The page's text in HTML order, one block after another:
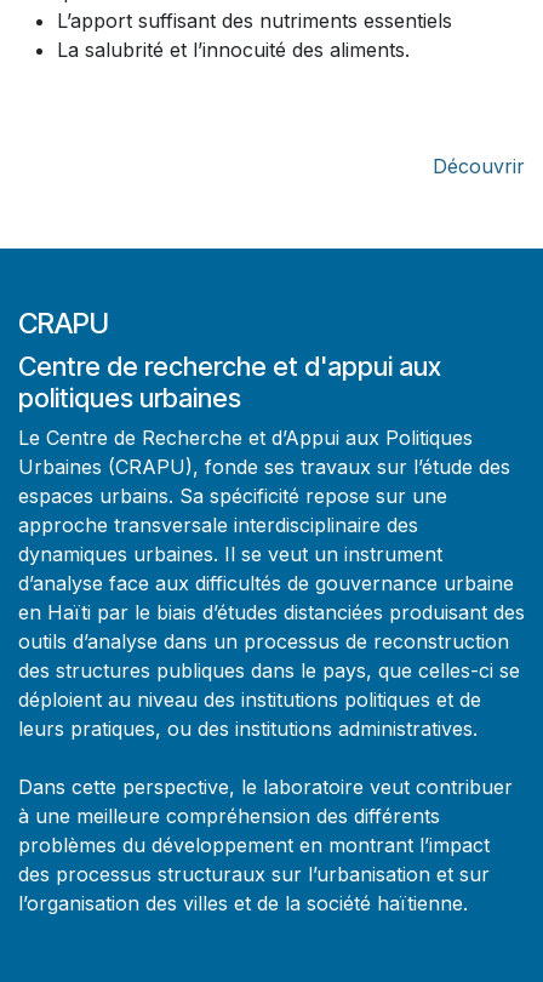
L’apport suffisant des nutriments essentiels
La salubrité et l’innocuité des aliments.
Découvrir
CRAPU
Centre de recherche et d'appui aux
politiques urbaines
Le Centre de Recherche et d’Appui aux Politiques
Urbaines (CRAPU), fonde ses travaux sur l’étude des
espaces urbains. Sa spécificité repose sur une
approche transversale interdisciplinaire des
dynamiques urbaines. Il se veut un instrument
d’analyse face aux difficultés de gouvernance urbaine
en Haïti par le biais d’études distanciées produisant des
outils d’analyse dans un processus de reconstruction
des structures publiques dans le pays, que celles-ci se
déploient au niveau des institutions politiques et de
leurs pratiques, ou des institutions administratives.
Dans cette perspective, le laboratoire veut contribuer
à une meilleure compréhension des différents
problèmes du développement en montrant l’impact
des processus structuraux sur l’urbanisation et sur
l’organisation des villes et de la société haïtienne.